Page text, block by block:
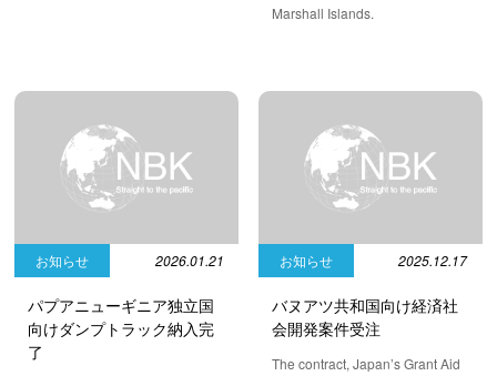
Marshall Islands.
お知らせ 2026.01.21
パプアニューギニア独立国
向けダンプトラック納入完
了
お知らせ 2025.12.17
バヌアツ共和国向け経済社
会開発案件受注
The contract, Japan’s Grant Aid